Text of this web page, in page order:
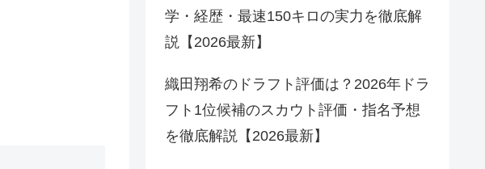
学・経歴・最速150キロの実力を徹底解
説【2026最新】
織田翔希のドラフト評価は？2026年ドラ
フト1位候補のスカウト評価・指名予想
を徹底解説【2026最新】